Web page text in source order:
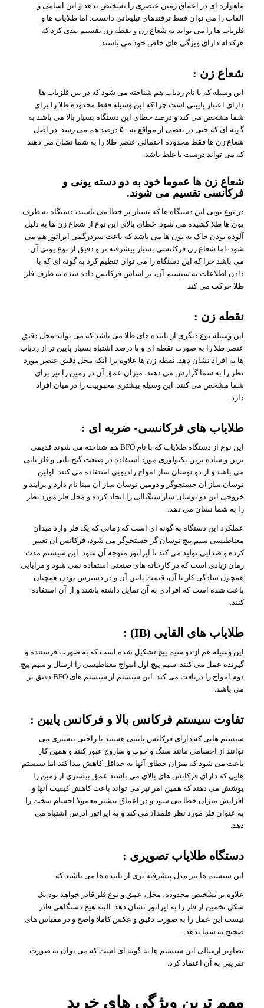
ماهواره ای در اعماق زمین عنصری را تشخیص بدهد و این اسامی و
القاب را می توان فقط ترفندهای تبلیغاتی دانست. اما طلایاب ها و
فلزیاب ها را می تواند به شعاع زن و نقطه زن تقسیم بندی کرد که
هرکدام دارای ویژگی های خاص خود می باشند.
شعاع زن :
این وسیله که با نام ردیاب هم شناخته می شود که در بین فلزیاب ها
دارای اعتبار پایینی است چرا که این وسیله فقط محدوده طلا را برای
شما مشخص می کند و درصد خطای این دستگاه بسیار بالا می باشد به
گونه ای که حتی در بعضی از مواقع به ۵۰ درصد هم می رسد. در اصل
شعاع زن ها فقط محدوده احتمالی عنصر طلا را به شما نشان می دهند
که می تواند درست یا غلط باشد.
شعاع زن ها عموما خود به دو دسته یونی و
فرکانسی تقسیم می شوند.
در نوع یونی این دستگاه ها که بسیار پر خطا می باشند، دستگاه به طرف
یون ها طلا کشیده می شود. خطای بالای این نوع از شعاع زن ها به دلیل
آلوده بودن خاک به یون ها می باشد که باعث سردرگمی اپراتور هم می
شود. اما شعاع زن فرکانسی بسیار پیشرفته تر و دقیق از نوع یونی آن
می باشد چرا که این دستگاه را می توان تنظیم کرد به گونه ای که با
دادن اطلاعات به سیستم آن، بر اساس فرکانس داده شده به طرف فلز
طلا حرکت می کند
نقطه زن :
این وسیله نوع دیگری از یابنده های طلا می باشد که می تواند محل دقیق
عنصر طلا را به صورت نقطه ای و با درصد اشتباه بسیار پایین تر از ردیاب
ها به افراد نشان دهد. نقطه زن ها علاوه برا آنکه محل دقیق عنصر مورد
نظر را به شما گزارش می دهند، میزان عمق آن در زمین را نیز برای
شما مشخص می کنند. این وسیله بیشتری محبوبیت را در میان افراد
دارد.
طلایاب های فرکانسی- ضربه ای :
این نوع از دستگاه طلایاب که با نام BFO هم شناخته می شوند قدیمی
ترین و ساده ترین تکنولوژی مورد استفاده در صنعت گنج یابی و فلز یابی
می باشد و از دو نوسان ساز امواج رادیویی استفاده می کنند. اولین
نوسان ساز آن جستجوگر و دومین نوسان ساز آن مبنا نام دارد و برایند و
خروجی این دو نوسان ساز سیگنالی را ایجاد کرده و محل فلز مورد نظر
را به شما نشان می دهد.
عملکرد این دستگاه به گونه ای است که زمانی که یک فلز وارد میدان
مغناطیسی سیم پیچ نوسان گر جستجوگر می شود، فرکانس آن تغییر
کرده و صدایی تولید می کند تا اپراتور متوجه آن شود. این سیستم مدت
زمان زیادی است که در کارخانه های صنعتی استفاده نمی شود و مزایایی
همچون سادگی کار با آن، قیمت پایین آن و در دسترس بودن همچنان
باعث شده است که افرادی به آن تمایل داشته باشند و از آن استفاده
کنند.
طلایاب های القایی (IB) :
این وسیله هم از دو سیم پیچ تشکیل شده است که به صورت فرستنده و
گیرنده عمل می کنند. سیم پیچ اول امواج مغناطیسی را ارسال و سیم پیچ
دوم امواج را دریافت می کند. این سیستم از سیستم های BFO دقیق تر
می باشد.
تفاوت سیستم فرکانس بالا و فرکانس پایین :
سیستم هایی که دارای فرکانس پایینی هستند با راحتی بیشتری می
توانند از اجسامی مانند سنگ و چوب و ساروج عبور کنند و همین کار
باعث می شود که میزان خطای آنها به حداقل کاهش پیدا کند اما سیستم
هایی که دارای فرکانس های بالای می باشند عمق بیشتری از زمین را
پوشش می دهند که همین امر نیز می تواند باعث کاهش کیفیت آنها و
افزایش میزان خطا می شود و در اعماق بیشتر معمولا اجسام سخت را
به عنوان فلز مورد نظر قلمداد می کند و به اپراتور آدرس اشتباه می
دهد.
دستگاه طلایاب تصویری :
این سیستم ها نیز مدل پیشرفته تری از یابنده ها می باشند که :
علاوه بر تشخیص محدوده، محل، عمق و نوع فلز قادر خواهد بود یک
شکل تخمین از فلز را به اپراتور نشان دهد. البته هیچ دستگاهی قادر
نیست این عمل را به صورت دقیق و عکس کاملا واضح و در مقیاس های
صحیح به شما بدهد .
تصاویر ارسالی این سیستم ها به گونه ای است که می توان به صورت
تقریبی به آن اعتماد کرد.
مهم ترین ویژگی های خرید